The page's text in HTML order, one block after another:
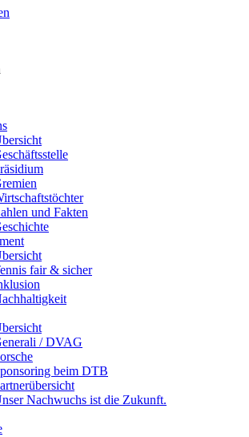
und Fakten
fair & sicher
/ DVAG
beim DTB
Nachwuchs ist die Zukunft.